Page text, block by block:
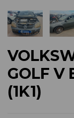
GOLF V
(1K1)